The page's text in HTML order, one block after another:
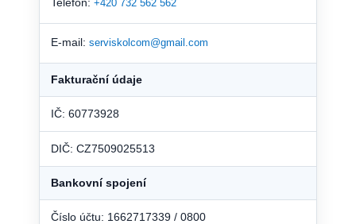
+420 732 562 562
E-mail: serviskolcom@gmail.com
Fakturační údaje
IČ: 60773928
DIČ: CZ7509025513
Bankovní spojení
Číslo účtu: 1662717339 / 0800